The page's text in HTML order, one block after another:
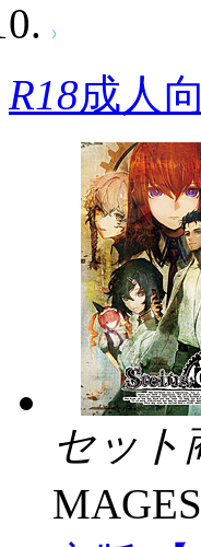
R18成人
セット